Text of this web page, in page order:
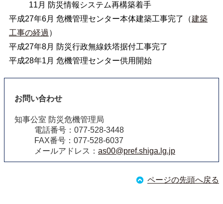
11月 防災情報システム再構築着手
平成27年6月 危機管理センター本体建築工事完了（建築
工事の経過 ）
平成27年8月 防災行政無線鉄塔据付工事完了
平成28年1月 危機管理センター供用開始
お問い合わせ
知事公室 防災危機管理局
電話番号：077-528-3448
FAX番号：077-528-6037
メールアドレス： as00@pref.shiga.lg.jp
ページの先頭へ戻る